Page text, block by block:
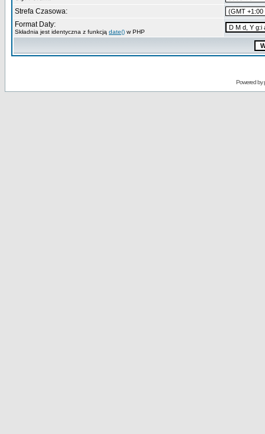
Strefa Czasowa:
Format Daty:
Składnia jest identyczna z funkcją date() w PHP
Powered by